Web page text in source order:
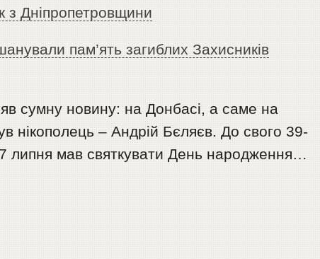
з Дніпропетровщини
пам’ять загиблих Захисників
сумну новину: на Донбасі, а саме на
нікополець – Андрій Бєляєв. До свого 39-
липня мав святкувати День народження…